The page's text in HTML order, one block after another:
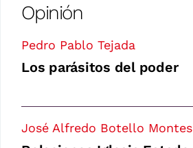
Opinión
Pedro Pablo Tejada
Los parásitos del poder
José Alfredo Botello Montes